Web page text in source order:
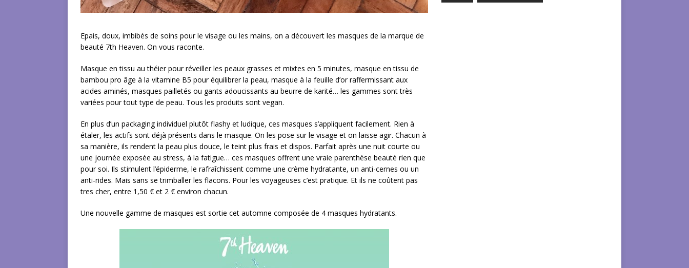
Epais, doux, imbibés de soins pour le visage ou les mains, on a découvert les masques de la marque de
beauté 7th Heaven. On vous raconte.
Masque en tissu au théier pour réveiller les peaux grasses et mixtes en 5 minutes, masque en tissu de
bambou pro âge à la vitamine B5 pour équilibrer la peau, masque à la feuille d’or raffermissant aux
acides aminés, masques pailletés ou gants adoucissants au beurre de karité… les gammes sont très
variées pour tout type de peau. Tous les produits sont vegan.
En plus d’un packaging individuel plutôt flashy et ludique, ces masques s’appliquent facilement. Rien à
étaler, les actifs sont déjà présents dans le masque. On les pose sur le visage et on laisse agir. Chacun à
sa manière, ils rendent la peau plus douce, le teint plus frais et dispos. Parfait après une nuit courte ou
une journée exposée au stress, à la fatigue… ces masques offrent une vraie parenthèse beauté rien que
pour soi. Ils stimulent l’épiderme, le rafraîchissent comme une crème hydratante, un anti-cernes ou un
anti-rides. Mais sans se trimballer les flacons. Pour les voyageuses c’est pratique. Et ils ne coûtent pas
tres cher, entre 1,50 € et 2 € environ chacun.
Une nouvelle gamme de masques est sortie cet automne composée de 4 masques hydratants.